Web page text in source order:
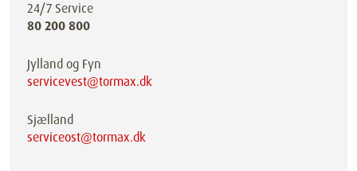
24/7 Service
80 200 800
Jylland og Fyn
servicevest@tormax.dk
Sjælland
serviceost@tormax.dk